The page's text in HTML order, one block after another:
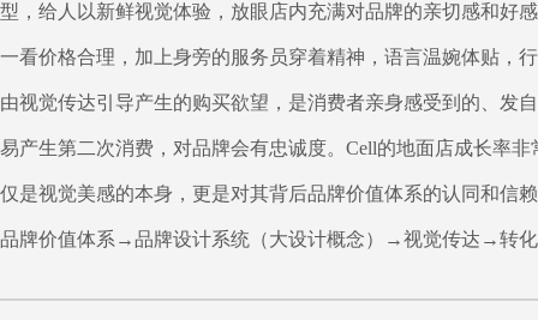
型，给人以新鲜视觉体验，放眼店内充满对品牌的亲切感和好
一看价格合理，加上身旁的服务员穿着精神，语言温婉体贴，
由视觉传达引导产生的购买欲望，是消费者亲身感受到的、发
易产生第二次消费，对品牌会有忠诚度。Cell的地面店成长率
仅是视觉美感的本身，更是对其背后品牌价值体系的认同和信
品牌价值体系→品牌设计系统（大设计概念）→视觉传达→转